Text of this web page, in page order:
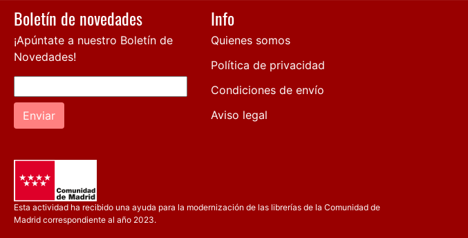
Boletín de novedades
¡Apúntate a nuestro Boletín de
Novedades!
Enviar
Info
Quienes somos
Política de privacidad
Condiciones de envío
Aviso legal
Esta actividad ha recibido una ayuda para la modernización de las librerías de la Comunidad de
Madrid correspondiente al año 2023.